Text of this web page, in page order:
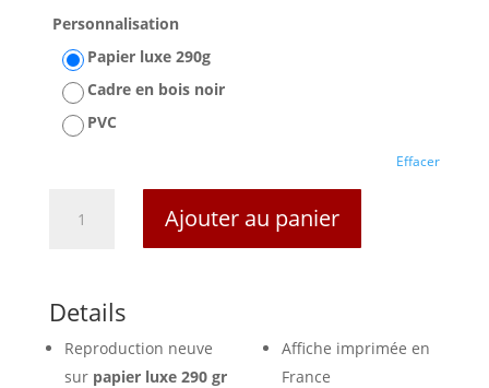
Personnalisation
Papier luxe 290g
Cadre en bois noir
PVC
Effacer
Paquebot
Voix
Amerique
Cherbourg
Ajouter au panier
Details
Reproduction neuve
sur papier luxe 290 gr
Affiche imprimée en
France